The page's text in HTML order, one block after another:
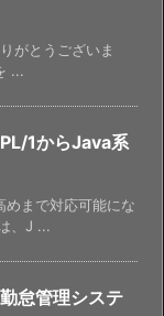
がとうございま
...
1からJava系
めまで対応可能にな
、J ...
怠管理システ